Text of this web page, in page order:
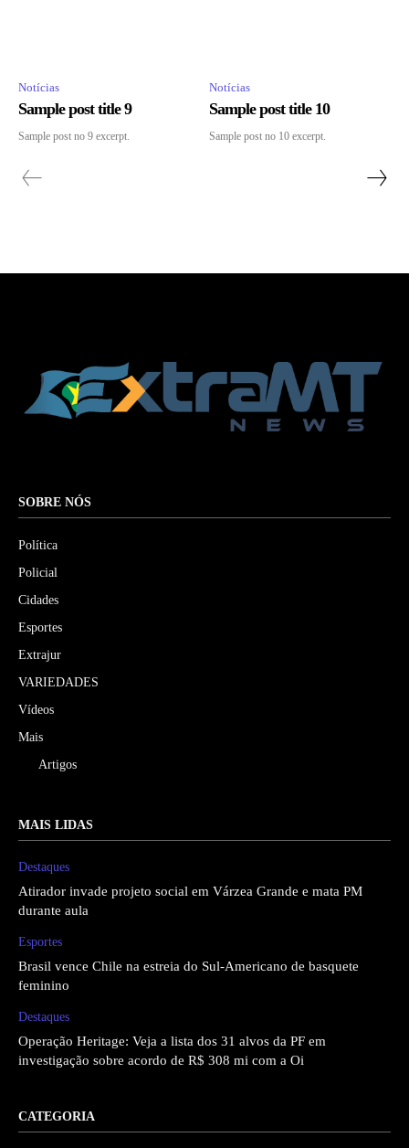
Notícias
Sample post title 9
Sample post no 9 excerpt.
Notícias
Sample post title 10
Sample post no 10 excerpt.
SOBRE NÓS
Política
Policial
Cidades
Esportes
Extrajur
VARIEDADES
Vídeos
Mais
Artigos
MAIS LIDAS
Destaques
Atirador invade projeto social em Várzea Grande e mata PM
durante aula
Esportes
Brasil vence Chile na estreia do Sul-Americano de basquete
feminino
Destaques
Operação Heritage: Veja a lista dos 31 alvos da PF em
investigação sobre acordo de R$ 308 mi com a Oi
CATEGORIA